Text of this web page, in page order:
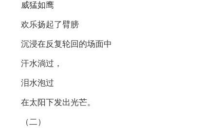
威猛如鹰
欢乐扬起了臂膀
沉浸在反复轮回的场面中
汗水淌过，
泪水泡过
在太阳下发出光芒。
（二）